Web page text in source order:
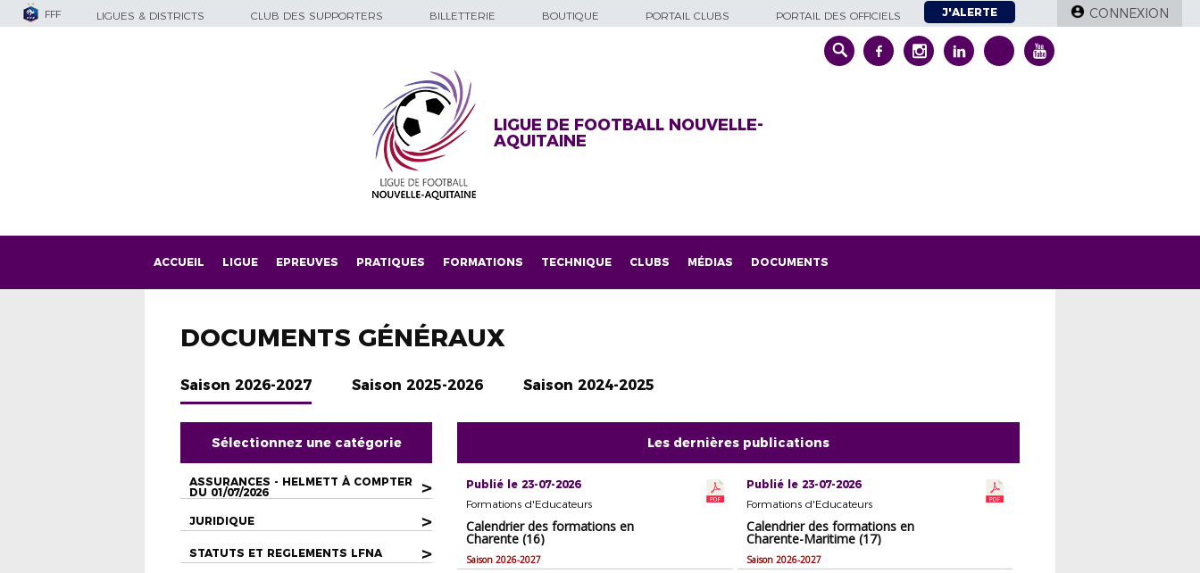
FFF LIGUES & DISTRICTS CLUB DES SUPPORTERS BILLETTERIE BOUTIQUE PORTAIL CLUBS PORTAIL DES OFFICIELS J'ALERTE CONNEXION
LIGUE DE FOOTBALL NOUVELLE-
AQUITAINE
ACCUEIL LIGUE EPREUVES PRATIQUES FORMATIONS TECHNIQUE CLUBS MÉDIAS DOCUMENTS
DOCUMENTS GÉNÉRAUX
Saison 2026-2027 Saison 2025-2026 Saison 2024-2025
Sélectionnez une catégorie
ASSURANCES - HELMETT À COMPTER
DU 01/07/2026
>
JURIDIQUE >
STATUTS ET REGLEMENTS LFNA >
Les dernières publications
Publié le 23-07-2026
Formations d'Educateurs
Calendrier des formations en
Charente (16)
Saison 2026-2027
Publié le 23-07-2026
Formations d'Educateurs
Calendrier des formations en
Charente-Maritime (17)
Saison 2026-2027